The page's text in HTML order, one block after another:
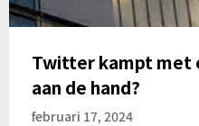
Twitter kampt met
aan de hand?
februari 17, 2024